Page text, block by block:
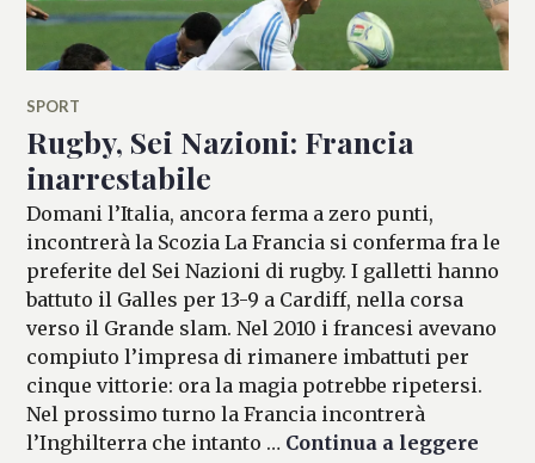
SPORT
Rugby, Sei Nazioni: Francia
inarrestabile
Domani l’Italia, ancora ferma a zero punti,
incontrerà la Scozia La Francia si conferma fra le
preferite del Sei Nazioni di rugby. I galletti hanno
battuto il Galles per 13-9 a Cardiff, nella corsa
verso il Grande slam. Nel 2010 i francesi avevano
compiuto l’impresa di rimanere imbattuti per
cinque vittorie: ora la magia potrebbe ripetersi.
Nel prossimo turno la Francia incontrerà
l’Inghilterra che intanto … Continua a leggere